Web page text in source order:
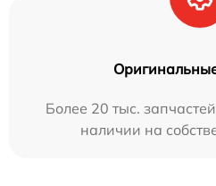
Более 20 тыс.
наличии на